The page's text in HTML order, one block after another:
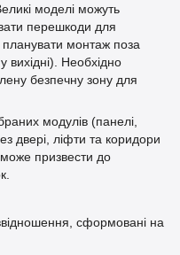
моделі можуть
перешкоди для
монтаж поза
Необхідно
безпечну зону для
модулів (панелі,
двері, ліфти та коридори
може призвести до
сформовані на